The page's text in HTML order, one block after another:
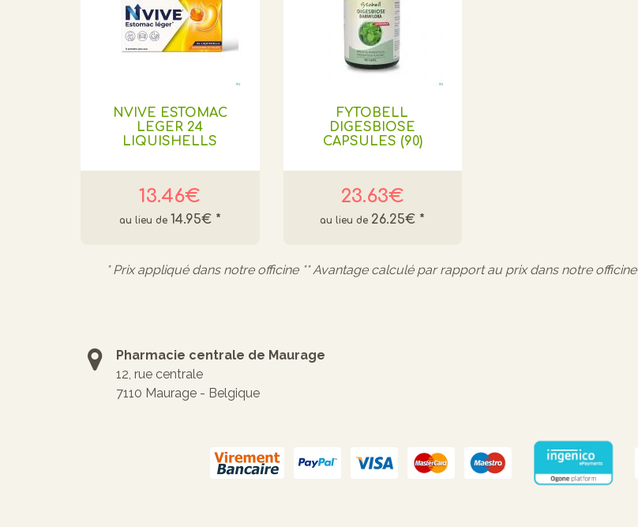
NVIVE ESTOMAC
LEGER 24
LIQUISHELLS
13.46€
14.95€ *
FYTOBELL
DIGESBIOSE
CAPSULES (90)
23.63€
26.25€ *
* Prix appliqué dans notre officine ** Avantage calculé par rapport au prix dans notre officine
Pharmacie centrale de Maurage
12, rue centrale
7110 Maurage - Belgique